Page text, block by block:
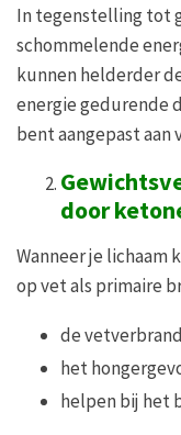
In tegenstelling tot
schommelende
kunnen helderder
energie gedurende
bent aangepast aan
door
Wanneer je
op vet als primaire
de
het
helpen bij het